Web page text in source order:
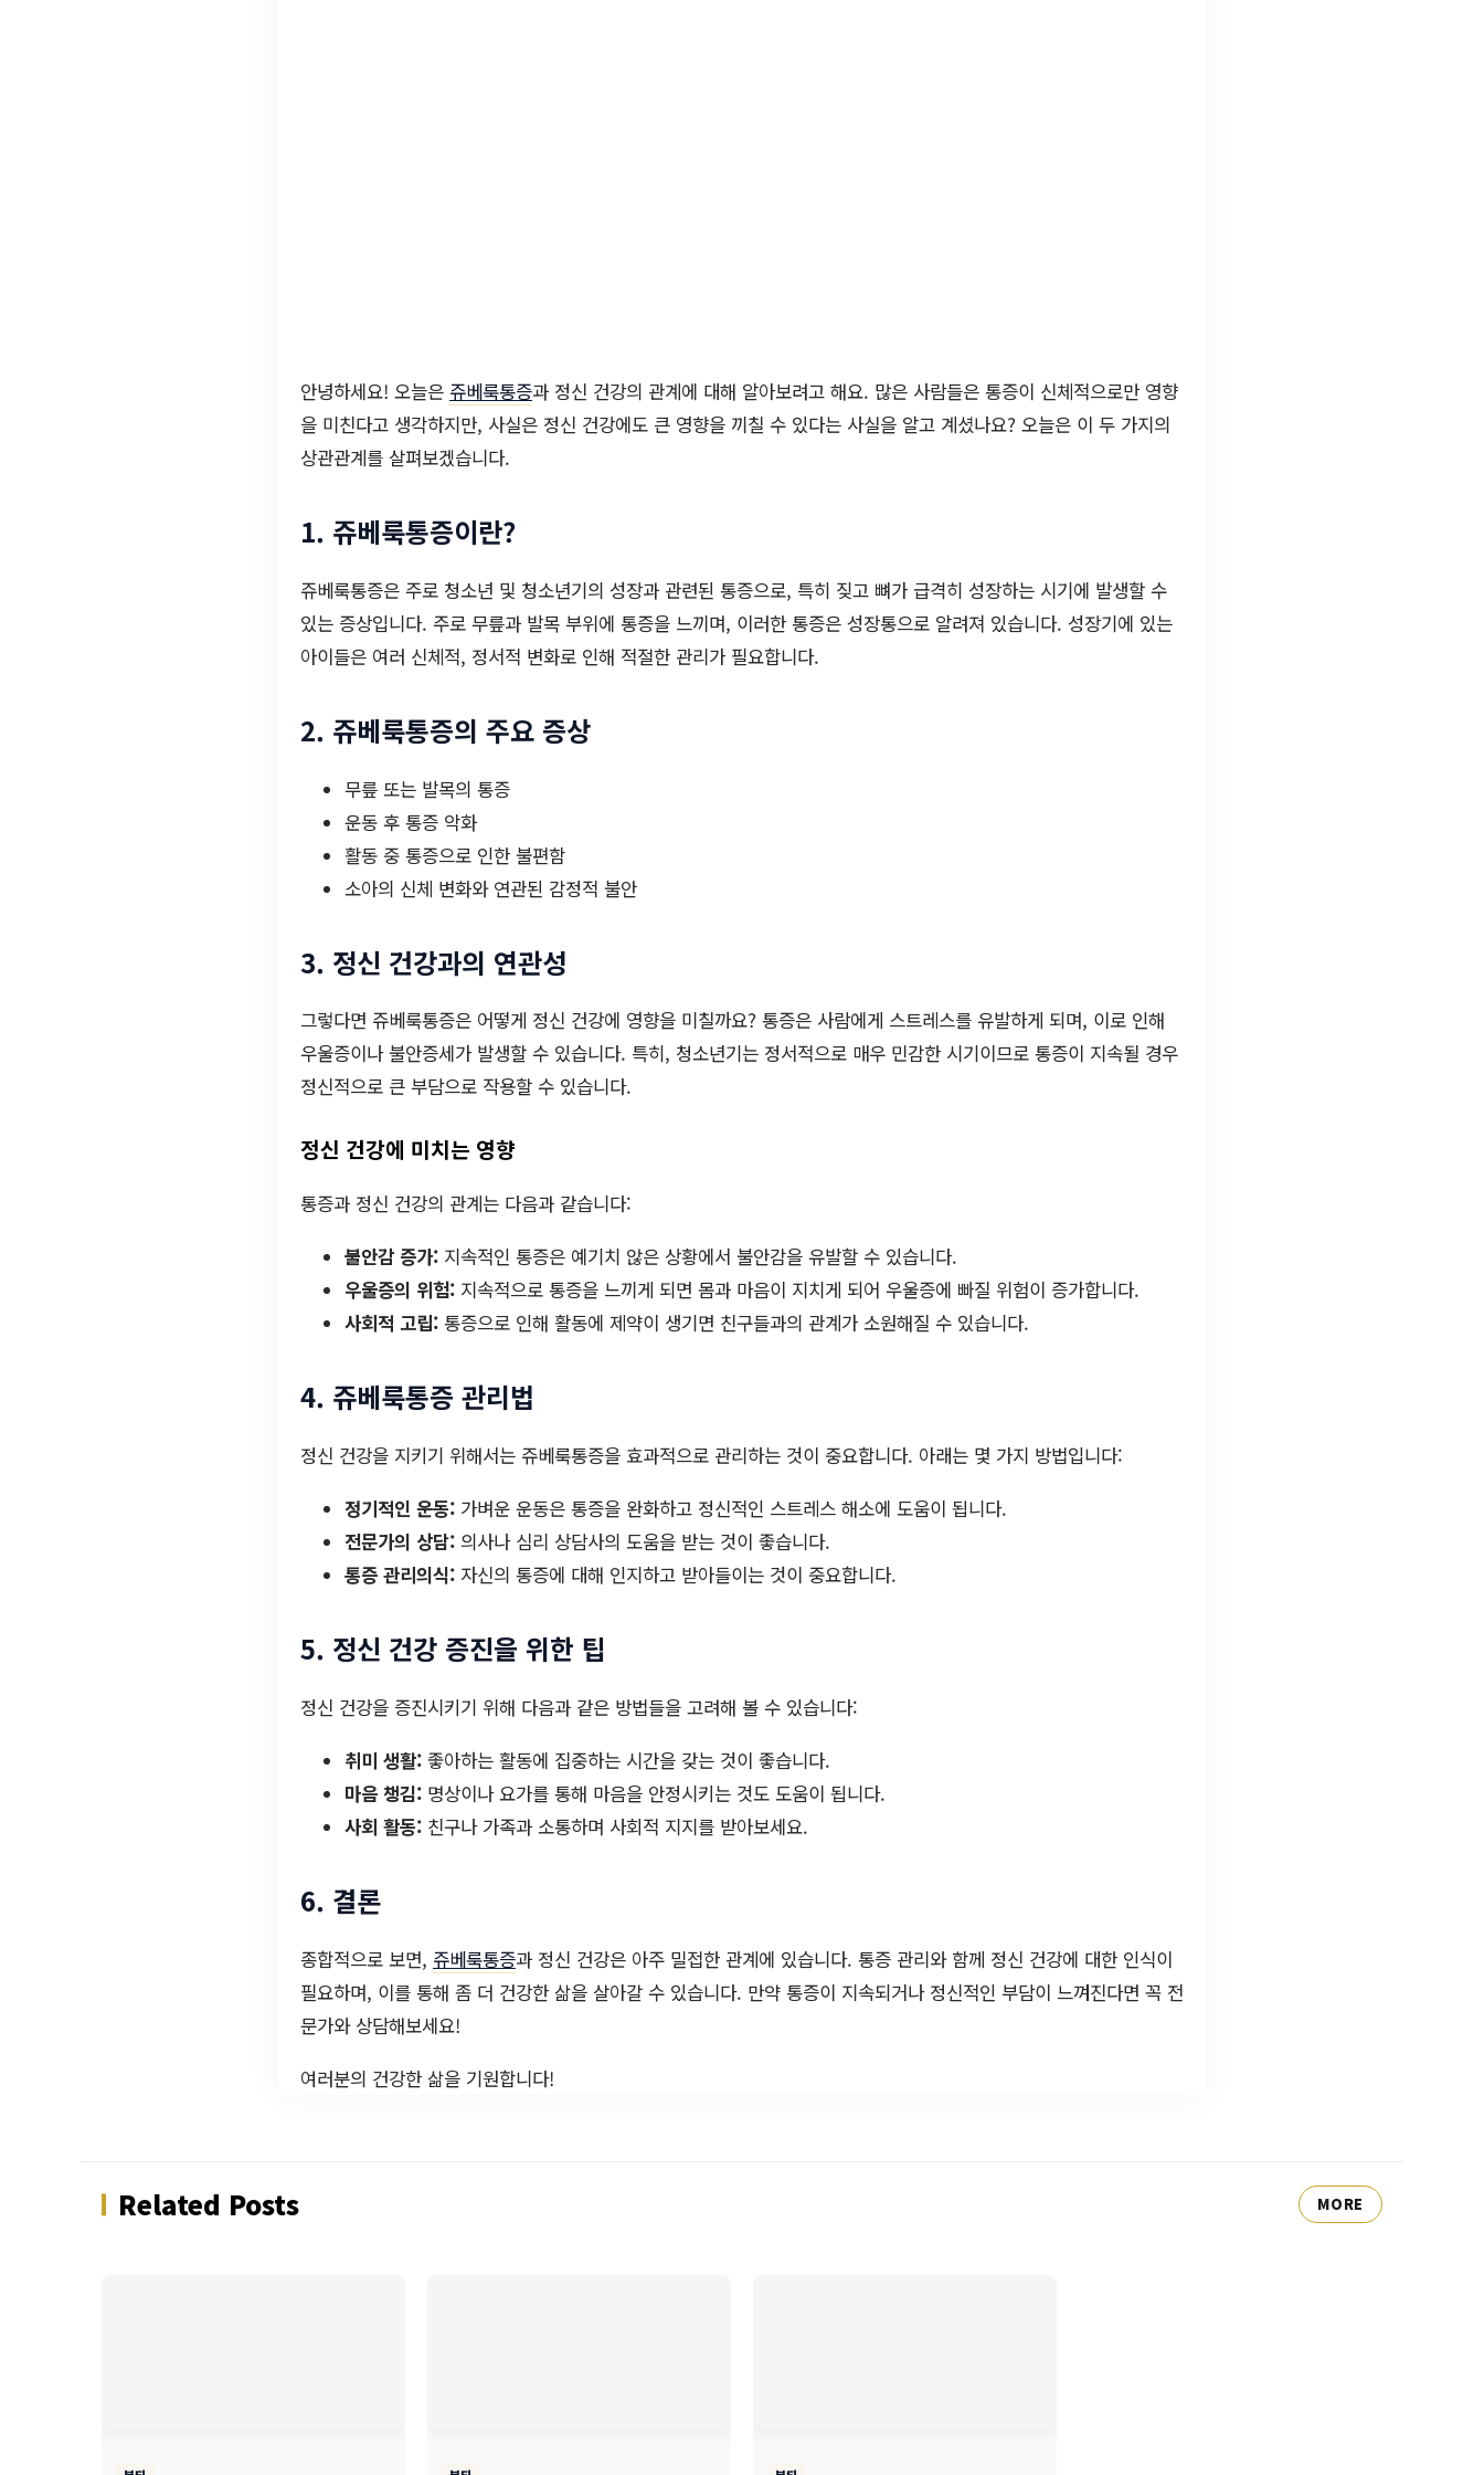
안녕하세요! 오늘은 쥬베룩통증과 정신 건강의 관계에 대해 알아보려고 해요. 많은 사람들은 통증이 신체적으로만 영향
을 미친다고 생각하지만, 사실은 정신 건강에도 큰 영향을 끼칠 수 있다는 사실을 알고 계셨나요? 오늘은 이 두 가지의
상관관계를 살펴보겠습니다.
1. 쥬베룩통증이란?
쥬베룩통증은 주로 청소년 및 청소년기의 성장과 관련된 통증으로, 특히 짖고 뼈가 급격히 성장하는 시기에 발생할 수
있는 증상입니다. 주로 무릎과 발목 부위에 통증을 느끼며, 이러한 통증은 성장통으로 알려져 있습니다. 성장기에 있는
아이들은 여러 신체적, 정서적 변화로 인해 적절한 관리가 필요합니다.
2. 쥬베룩통증의 주요 증상
무릎 또는 발목의 통증
운동 후 통증 악화
활동 중 통증으로 인한 불편함
소아의 신체 변화와 연관된 감정적 불안
3. 정신 건강과의 연관성
그렇다면 쥬베룩통증은 어떻게 정신 건강에 영향을 미칠까요? 통증은 사람에게 스트레스를 유발하게 되며, 이로 인해
우울증이나 불안증세가 발생할 수 있습니다. 특히, 청소년기는 정서적으로 매우 민감한 시기이므로 통증이 지속될 경우
정신적으로 큰 부담으로 작용할 수 있습니다.
정신 건강에 미치는 영향
통증과 정신 건강의 관계는 다음과 같습니다:
불안감 증가: 지속적인 통증은 예기치 않은 상황에서 불안감을 유발할 수 있습니다.
우울증의 위험: 지속적으로 통증을 느끼게 되면 몸과 마음이 지치게 되어 우울증에 빠질 위험이 증가합니다.
사회적 고립: 통증으로 인해 활동에 제약이 생기면 친구들과의 관계가 소원해질 수 있습니다.
4. 쥬베룩통증 관리법
정신 건강을 지키기 위해서는 쥬베룩통증을 효과적으로 관리하는 것이 중요합니다. 아래는 몇 가지 방법입니다:
정기적인 운동: 가벼운 운동은 통증을 완화하고 정신적인 스트레스 해소에 도움이 됩니다.
전문가의 상담: 의사나 심리 상담사의 도움을 받는 것이 좋습니다.
통증 관리의식: 자신의 통증에 대해 인지하고 받아들이는 것이 중요합니다.
5. 정신 건강 증진을 위한 팁
정신 건강을 증진시키기 위해 다음과 같은 방법들을 고려해 볼 수 있습니다:
취미 생활: 좋아하는 활동에 집중하는 시간을 갖는 것이 좋습니다.
마음 챙김: 명상이나 요가를 통해 마음을 안정시키는 것도 도움이 됩니다.
사회 활동: 친구나 가족과 소통하며 사회적 지지를 받아보세요.
6. 결론
종합적으로 보면, 쥬베룩통증과 정신 건강은 아주 밀접한 관계에 있습니다. 통증 관리와 함께 정신 건강에 대한 인식이
필요하며, 이를 통해 좀 더 건강한 삶을 살아갈 수 있습니다. 만약 통증이 지속되거나 정신적인 부담이 느껴진다면 꼭 전
문가와 상담해보세요!
여러분의 건강한 삶을 기원합니다!
Related Posts MORE